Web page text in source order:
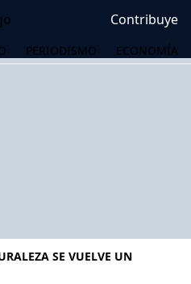
Contribuye
PERIODISMO ECONOMÍA
SE VUELVE UN